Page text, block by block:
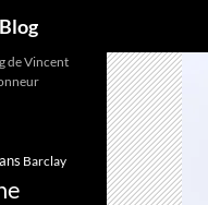
de Vincent
Barclay